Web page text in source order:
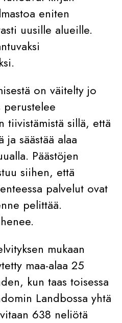
eniten
uusille alueille.
on väitelty jo
perustelee
tiivistämistä sillä, että
ja säästää alaa
Päästöjen
siihen, että
palvelut ovat
pelittää.
mukaan
maa-alaa 25
kun taas toisessa
Landbossa yhtä
638 neliötä